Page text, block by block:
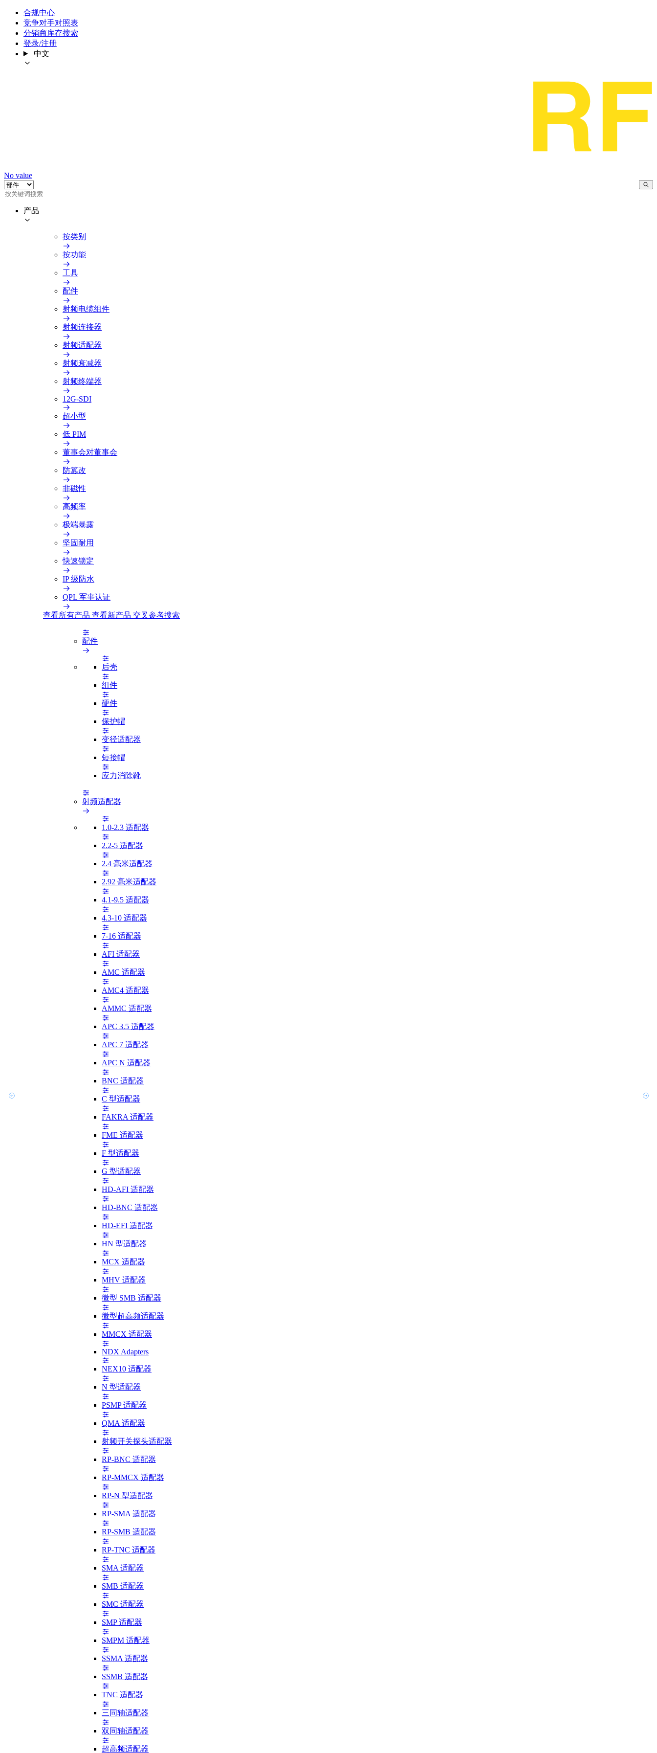
合规中心
竞争对手对照表
分销商库存搜索
登录/注册
中文
No value
产品
按类别
按功能
工具
配件
射频电缆组件
射频连接器
射频适配器
射频衰减器
射频终端器
12G-SDI
超小型
低 PIM
董事会对董事会
防篡改
非磁性
高频率
极端暴露
坚固耐用
快速锁定
IP 级防水
QPL 军事认证
查看所有产品 查看新产品 交叉参考搜索
配件
后壳
组件
硬件
保护帽
变径适配器
短接帽
应力消除靴
射频适配器
1.0-2.3 适配器
2.2-5 适配器
2.4 毫米适配器
2.92 毫米适配器
4.1-9.5 适配器
4.3-10 适配器
7-16 适配器
AFI 适配器
AMC 适配器
AMC4 适配器
AMMC 适配器
APC 3.5 适配器
APC 7 适配器
APC N 适配器
BNC 适配器
C 型适配器
FAKRA 适配器
FME 适配器
F 型适配器
G 型适配器
HD-AFI 适配器
HD-BNC 适配器
HD-EFI 适配器
HN 型适配器
MCX 适配器
MHV 适配器
微型 SMB 适配器
微型超高频适配器
MMCX 适配器
NDX Adapters
NEX10 适配器
N 型适配器
PSMP 适配器
QMA 适配器
射频开关探头适配器
RP-BNC 适配器
RP-MMCX 适配器
RP-N 型适配器
RP-SMA 适配器
RP-SMB 适配器
RP-TNC 适配器
SMA 适配器
SMB 适配器
SMC 适配器
SMP 适配器
SMPM 适配器
SSMA 适配器
SSMB 适配器
TNC 适配器
三同轴适配器
双同轴适配器
超高频适配器